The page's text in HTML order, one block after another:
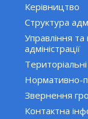
Керівництво
Структура
Управління
адміністрації
Нормативно-
Звернення
Контактна